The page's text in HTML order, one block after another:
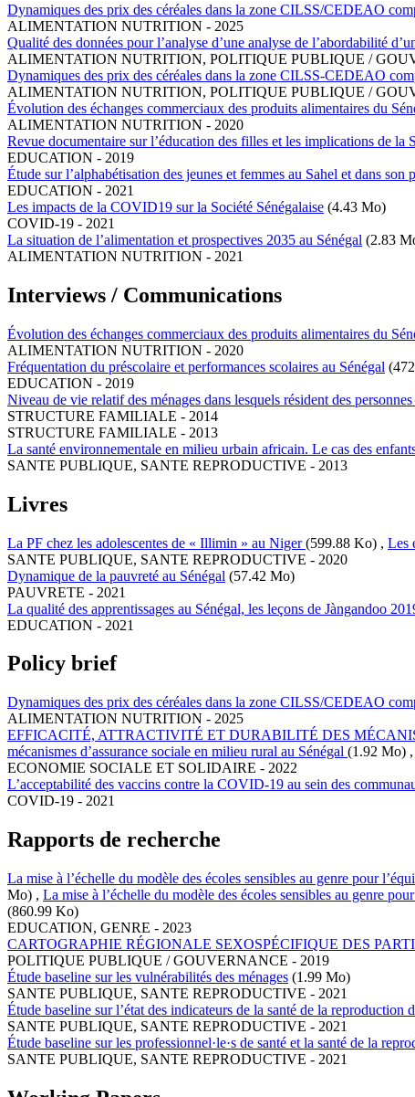
Dynamiques des prix des céréales dans la zone CILSS/CEDEAO
ALIMENTATION NUTRITION - 2025
Qualité des données pour l’analyse d’une analyse de l’abordabilité
ALIMENTATION NUTRITION, POLITIQUE PUBLIQUE /
Dynamiques des prix des céréales dans la zone CILSS-CEDEAO
ALIMENTATION NUTRITION, POLITIQUE PUBLIQUE /
Évolution des échanges commerciaux des produits alimentaires du
ALIMENTATION NUTRITION - 2020
Revue documentaire sur l’éducation des filles et les implications de la
EDUCATION - 2019
Étude sur l’alphabétisation des jeunes et femmes au Sahel et dans son
EDUCATION - 2021
Les impacts de la COVID19 sur la Société Sénégalaise (4.43 Mo)
COVID-19 - 2021
La situation de l’alimentation et prospectives 2035 au Sénégal (2.83
ALIMENTATION NUTRITION - 2021
Interviews / Communications
Évolution des échanges commerciaux des produits alimentaires du
ALIMENTATION NUTRITION - 2020
Fréquentation du préscolaire et performances scolaires au Sénégal
EDUCATION - 2019
Niveau de vie relatif des ménages dans lesquels résident des
STRUCTURE FAMILIALE - 2014
STRUCTURE FAMILIALE - 2013
La santé environnementale en milieu urbain africain. Le cas des
SANTE PUBLIQUE, SANTE REPRODUCTIVE - 2013
Livres
La PF chez les adolescentes de « Illimin » au Niger(599.88 Ko) , Les
SANTE PUBLIQUE, SANTE REPRODUCTIVE - 2020
Dynamique de la pauvreté au Sénégal (57.42 Mo)
PAUVRETE - 2021
La qualité des apprentissages au Sénégal, les leçons de Jàngandoo
EDUCATION - 2021
Policy brief
Dynamiques des prix des céréales dans la zone CILSS/CEDEAO
ALIMENTATION NUTRITION - 2025
EFFICACITÉ, ATTRACTIVITÉ ET DURABILITÉ DES
mécanismes d’assurance sociale en milieu rural au Sénégal (1.92 Mo) ,
ECONOMIE SOCIALE ET SOLIDAIRE - 2022
L’acceptabilité des vaccins contre la COVID-19 au sein des
COVID-19 - 2021
Rapports de recherche
La mise à l’échelle du modèle des écoles sensibles au genre pour
Mo) , La mise à l’échelle du modèle des écoles sensibles au genre
(860.99 Ko)
EDUCATION, GENRE - 2023
CARTOGRAPHIE RÉGIONALE SEXOSPÉCIFIQUE DES
POLITIQUE PUBLIQUE / GOUVERNANCE - 2019
Étude baseline sur les vulnérabilités des ménages (1.99 Mo)
SANTE PUBLIQUE, SANTE REPRODUCTIVE - 2021
Étude baseline sur l’état des indicateurs de la santé de la reproduction
SANTE PUBLIQUE, SANTE REPRODUCTIVE - 2021
Étude baseline sur les professionnel·le·s de santé et la santé de la
SANTE PUBLIQUE, SANTE REPRODUCTIVE - 2021